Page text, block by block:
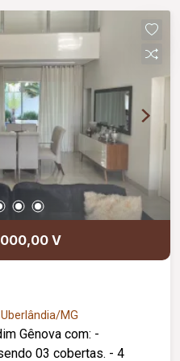
V
MG
Gênova com: -
03 cobertas. - 4